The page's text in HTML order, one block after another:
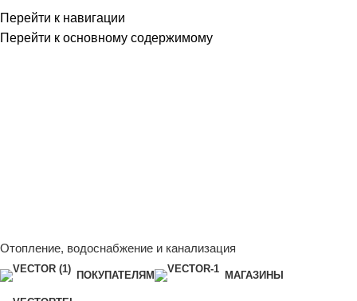
Перейти к навигации
Перейти к основному содержимому
Отопление, водоснабжение и канализация
ПОКУПАТЕЛЯМ МАГАЗИНЫ